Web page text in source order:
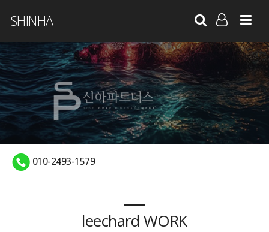
SHINHA
LOG IN
SIGN UP
010-2493-1579
leechard WORK